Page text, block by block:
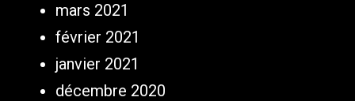
mars 2021
février 2021
janvier 2021
décembre 2020